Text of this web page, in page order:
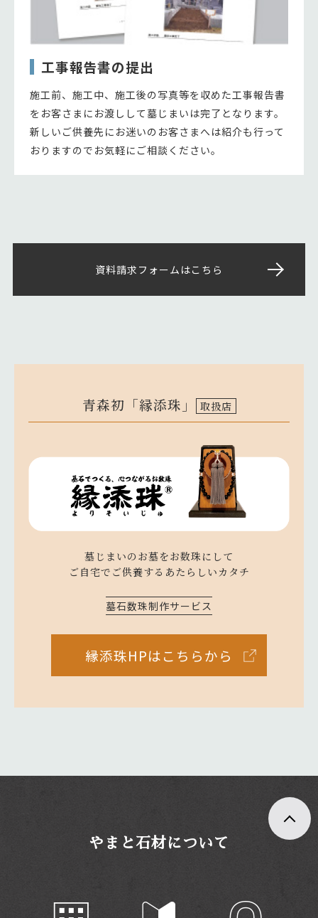
工事報告書の提出
施工前、施工中、施工後の写真等を収めた工事報告書
をお客さまにお渡しして墓じまいは完了となります。
新しいご供養先にお迷いのお客さまへは紹介も行って
おりますのでお気軽にご相談ください。
資料請求フォームはこちら
青森初「縁添珠」 取扱店
墓じまいのお墓をお数珠にして
ご自宅でご供養するあたらしいカタチ
墓石数珠制作サービス
縁添珠HPはこちらから
やまと石材について